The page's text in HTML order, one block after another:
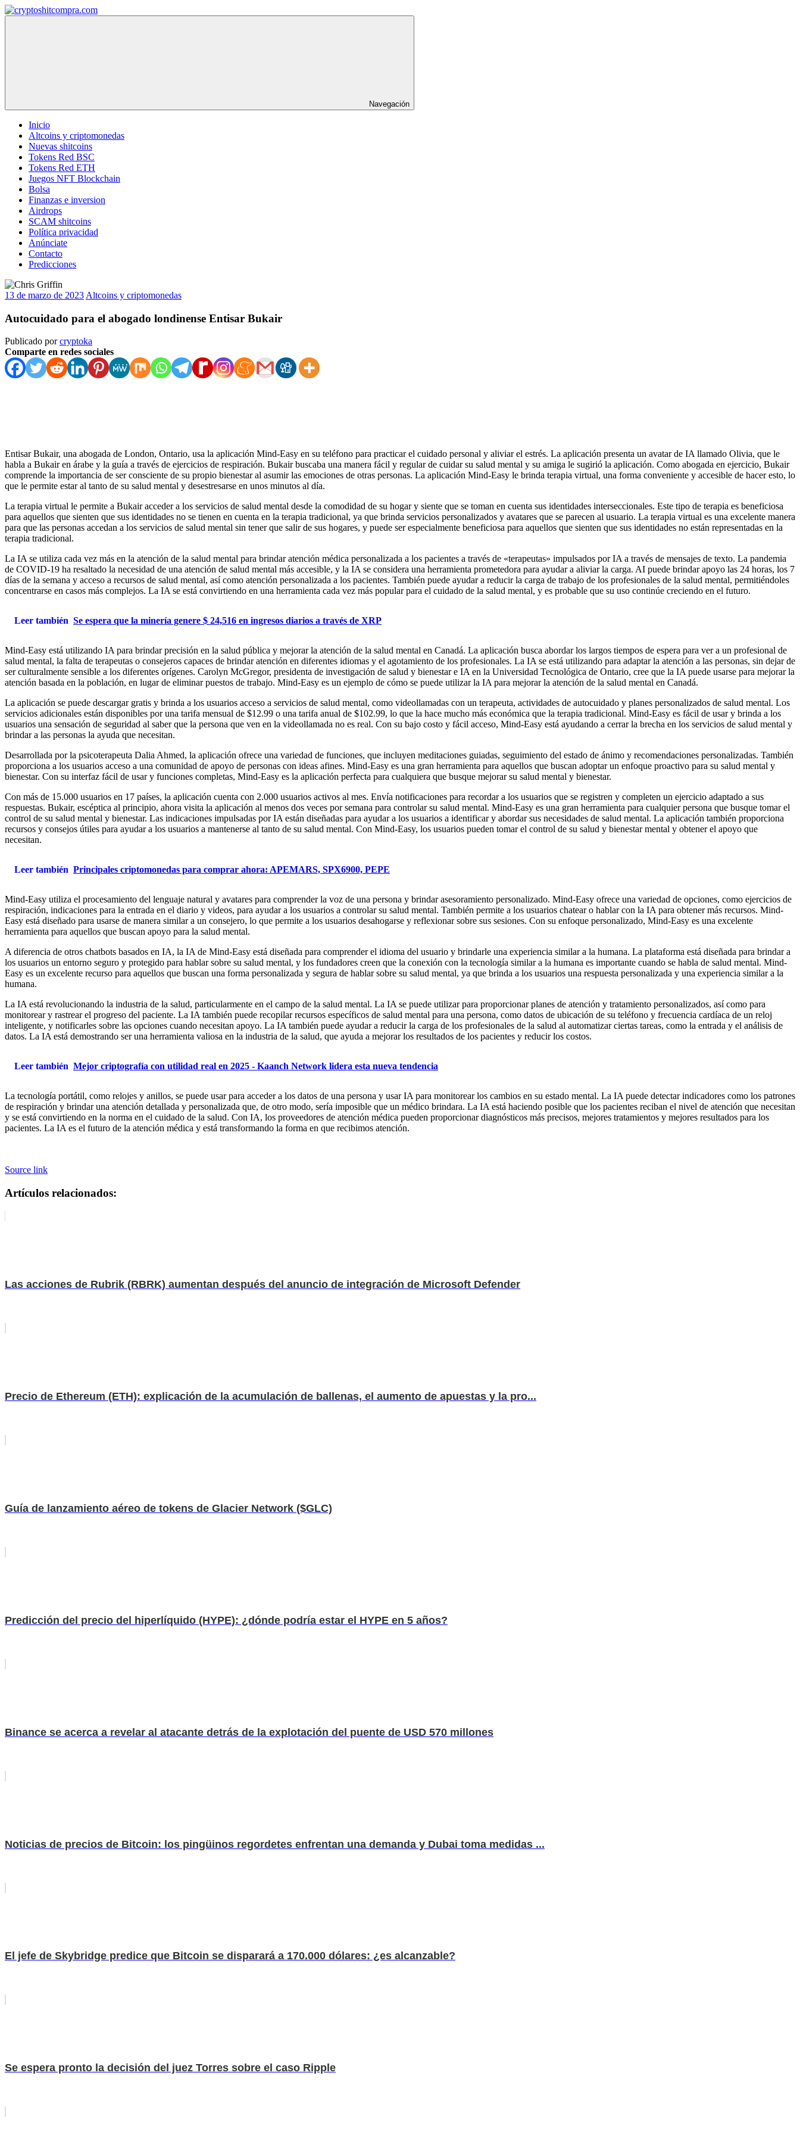
Saltar
al
Navegación
Inicio
Altcoins y criptomonedas
Nuevas shitcoins
Tokens Red BSC
Tokens Red ETH
Juegos NFT Blockchain
Bolsa
Finanzas e inversion
Airdrops
SCAM shitcoins
Política privacidad
Anúnciate
Contacto
Predicciones
13 de marzo de 2023 Altcoins y criptomonedas
Autocuidado para el abogado londinense Entisar Bukair
Publicado porcryptoka
Comparte en redes sociales
Entisar Bukair, una abogada de London, Ontario, usa la aplicación Mind-Easy en su teléfono para practicar el cuidado personal y aliviar el estrés. La aplicación presenta un avatar de IA llamado Olivia, que le
habla a Bukair en árabe y la guía a través de ejercicios de respiración. Bukair buscaba una manera fácil y regular de cuidar su salud mental y su amiga le sugirió la aplicación. Como abogada en ejercicio, Bukair
comprende la importancia de ser consciente de su propio bienestar al asumir las emociones de otras personas. La aplicación Mind-Easy le brinda terapia virtual, una forma conveniente y accesible de hacer esto, lo
que le permite estar al tanto de su salud mental y desestresarse en unos minutos al día.
La terapia virtual le permite a Bukair acceder a los servicios de salud mental desde la comodidad de su hogar y siente que se toman en cuenta sus identidades interseccionales. Este tipo de terapia es beneficiosa
para aquellos que sienten que sus identidades no se tienen en cuenta en la terapia tradicional, ya que brinda servicios personalizados y avatares que se parecen al usuario. La terapia virtual es una excelente manera
para que las personas accedan a los servicios de salud mental sin tener que salir de sus hogares, y puede ser especialmente beneficiosa para aquellos que sienten que sus identidades no están representadas en la
terapia tradicional.
La IA se utiliza cada vez más en la atención de la salud mental para brindar atención médica personalizada a los pacientes a través de «terapeutas» impulsados ​​​​por IA a través de mensajes de texto. La pandemia
de COVID-19 ha resaltado la necesidad de una atención de salud mental más accesible, y la IA se considera una herramienta prometedora para ayudar a aliviar la carga. AI puede brindar apoyo las 24 horas, los 7
días de la semana y acceso a recursos de salud mental, así como atención personalizada a los pacientes. También puede ayudar a reducir la carga de trabajo de los profesionales de la salud mental, permitiéndoles
concentrarse en casos más complejos. La IA se está convirtiendo en una herramienta cada vez más popular para el cuidado de la salud mental, y es probable que su uso continúe creciendo en el futuro.
Leer también Se espera que la minería genere $ 24,516 en ingresos diarios a través de XRP
Mind-Easy está utilizando IA para brindar precisión en la salud pública y mejorar la atención de la salud mental en Canadá. La aplicación busca abordar los largos tiempos de espera para ver a un profesional de
salud mental, la falta de terapeutas o consejeros capaces de brindar atención en diferentes idiomas y el agotamiento de los profesionales. La IA se está utilizando para adaptar la atención a las personas, sin dejar de
ser culturalmente sensible a los diferentes orígenes. Carolyn McGregor, presidenta de investigación de salud y bienestar e IA en la Universidad Tecnológica de Ontario, cree que la IA puede usarse para mejorar la
atención basada en la población, en lugar de eliminar puestos de trabajo. Mind-Easy es un ejemplo de cómo se puede utilizar la IA para mejorar la atención de la salud mental en Canadá.
La aplicación se puede descargar gratis y brinda a los usuarios acceso a servicios de salud mental, como videollamadas con un terapeuta, actividades de autocuidado y planes personalizados de salud mental. Los
servicios adicionales están disponibles por una tarifa mensual de $12.99 o una tarifa anual de $102.99, lo que la hace mucho más económica que la terapia tradicional. Mind-Easy es fácil de usar y brinda a los
usuarios una sensación de seguridad al saber que la persona que ven en la videollamada no es real. Con su bajo costo y fácil acceso, Mind-Easy está ayudando a cerrar la brecha en los servicios de salud mental y
brindar a las personas la ayuda que necesitan.
Desarrollada por la psicoterapeuta Dalia Ahmed, la aplicación ofrece una variedad de funciones, que incluyen meditaciones guiadas, seguimiento del estado de ánimo y recomendaciones personalizadas. También
proporciona a los usuarios acceso a una comunidad de apoyo de personas con ideas afines. Mind-Easy es una gran herramienta para aquellos que buscan adoptar un enfoque proactivo para su salud mental y
bienestar. Con su interfaz fácil de usar y funciones completas, Mind-Easy es la aplicación perfecta para cualquiera que busque mejorar su salud mental y bienestar.
Con más de 15.000 usuarios en 17 países, la aplicación cuenta con 2.000 usuarios activos al mes. Envía notificaciones para recordar a los usuarios que se registren y completen un ejercicio adaptado a sus
respuestas. Bukair, escéptica al principio, ahora visita la aplicación al menos dos veces por semana para controlar su salud mental. Mind-Easy es una gran herramienta para cualquier persona que busque tomar el
control de su salud mental y bienestar. Las indicaciones impulsadas por IA están diseñadas para ayudar a los usuarios a identificar y abordar sus necesidades de salud mental. La aplicación también proporciona
recursos y consejos útiles para ayudar a los usuarios a mantenerse al tanto de su salud mental. Con Mind-Easy, los usuarios pueden tomar el control de su salud y bienestar mental y obtener el apoyo que
necesitan.
Leer también Principales criptomonedas para comprar ahora: APEMARS, SPX6900, PEPE
Mind-Easy utiliza el procesamiento del lenguaje natural y avatares para comprender la voz de una persona y brindar asesoramiento personalizado. Mind-Easy ofrece una variedad de opciones, como ejercicios de
respiración, indicaciones para la entrada en el diario y videos, para ayudar a los usuarios a controlar su salud mental. También permite a los usuarios chatear o hablar con la IA para obtener más recursos. Mind-
Easy está diseñado para usarse de manera similar a un consejero, lo que permite a los usuarios desahogarse y reflexionar sobre sus sesiones. Con su enfoque personalizado, Mind-Easy es una excelente
herramienta para aquellos que buscan apoyo para la salud mental.
A diferencia de otros chatbots basados ​​en IA, la IA de Mind-Easy está diseñada para comprender el idioma del usuario y brindarle una experiencia similar a la humana. La plataforma está diseñada para brindar a
los usuarios un entorno seguro y protegido para hablar sobre su salud mental, y los fundadores creen que la conexión con la tecnología similar a la humana es importante cuando se habla de salud mental. Mind-
Easy es un excelente recurso para aquellos que buscan una forma personalizada y segura de hablar sobre su salud mental, ya que brinda a los usuarios una respuesta personalizada y una experiencia similar a la
humana.
La IA está revolucionando la industria de la salud, particularmente en el campo de la salud mental. La IA se puede utilizar para proporcionar planes de atención y tratamiento personalizados, así como para
monitorear y rastrear el progreso del paciente. La IA también puede recopilar recursos específicos de salud mental para una persona, como datos de ubicación de su teléfono y frecuencia cardíaca de un reloj
inteligente, y notificarles sobre las opciones cuando necesitan apoyo. La IA también puede ayudar a reducir la carga de los profesionales de la salud al automatizar ciertas tareas, como la entrada y el análisis de
datos. La IA está demostrando ser una herramienta valiosa en la industria de la salud, que ayuda a mejorar los resultados de los pacientes y reducir los costos.
Leer también Mejor criptografía con utilidad real en 2025 - Kaanch Network lidera esta nueva tendencia
La tecnología portátil, como relojes y anillos, se puede usar para acceder a los datos de una persona y usar IA para monitorear los cambios en su estado mental. La IA puede detectar indicadores como los patrones
de respiración y brindar una atención detallada y personalizada que, de otro modo, sería imposible que un médico brindara. La IA está haciendo posible que los pacientes reciban el nivel de atención que necesitan
y se está convirtiendo en la norma en el cuidado de la salud. Con IA, los proveedores de atención médica pueden proporcionar diagnósticos más precisos, mejores tratamientos y mejores resultados para los
pacientes. La IA es el futuro de la atención médica y está transformando la forma en que recibimos atención.
Source link
Artículos relacionados:
Las acciones de Rubrik (RBRK) aumentan después del anuncio de integración de Microsoft Defender
Precio de Ethereum (ETH): explicación de la acumulación de ballenas, el aumento de apuestas y la pro...
Guía de lanzamiento aéreo de tokens de Glacier Network ($GLC)
Predicción del precio del hiperlíquido (HYPE): ¿dónde podría estar el HYPE en 5 años?
Binance se acerca a revelar al atacante detrás de la explotación del puente de USD 570 millones
Noticias de precios de Bitcoin: los pingüinos regordetes enfrentan una demanda y Dubai toma medidas ...
El jefe de Skybridge predice que Bitcoin se disparará a 170.000 dólares: ¿es alcanzable?
Se espera pronto la decisión del juez Torres sobre el caso Ripple